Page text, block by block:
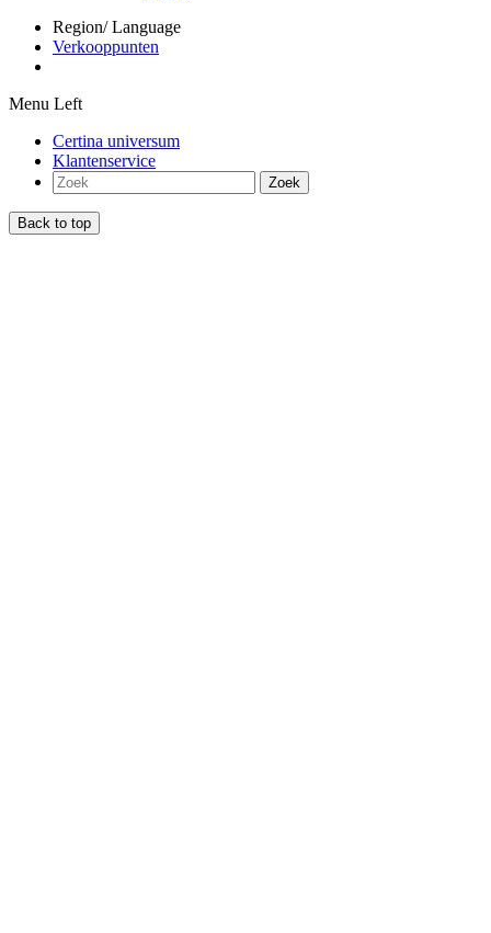
Region/ Language
Verkooppunten
Menu Left
Certina universum
Klantenservice
Zoek
Back to top